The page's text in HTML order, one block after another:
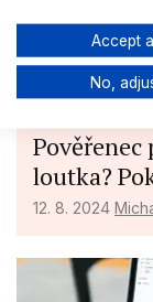
loutka?
12. 8. 2024
Data may be shared
Your consent and
website/app.
We use your data
IAB processing
Store and/or
Use limited
Accept
No,